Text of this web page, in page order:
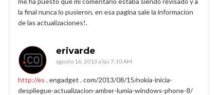
la final nunca lo pusieron, en esa pagina sale la informacion
de las actualizaciones!.
erivarde
agosto 16, 2013 a las 7:10 AM
http://es . engadget . com/2013/08/15/nokia-inicia-
despliegue-actualizacion-amber-lumia-windows-phone-8/